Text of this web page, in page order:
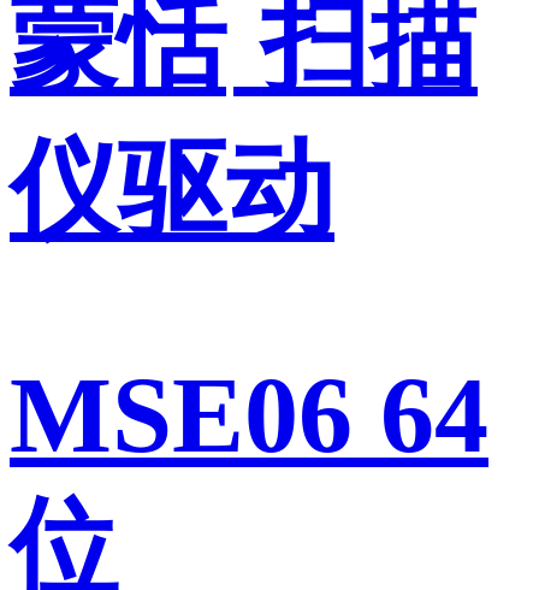
蒙恬 扫描
仪驱动
MSE06 64
位